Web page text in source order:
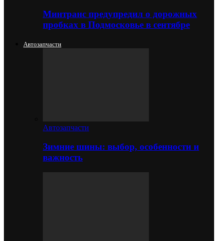
Минтранс предупредил о дорожных
пробках в Подмосковье в сентябре
Автозапчасти
Автозапчасти
Зимние шины: выбор, особенности и
важность